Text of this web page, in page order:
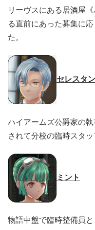
リーヴスにある居酒屋
る直前にあった募集に
た。
セレスタン
ハイアームズ公爵家の
されて分校の臨時スタッ
ミント
物語中盤で臨時整備員